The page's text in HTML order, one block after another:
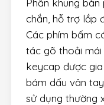
chắn, hỗ trợ lắp
Các phím bấm
tác gõ thoải
keycap được
bám dấu vân
sử dụng thường